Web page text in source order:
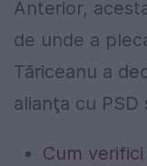
Anterior,
de unde a
Tăriceanu a
alianţa cu PSD
Cum